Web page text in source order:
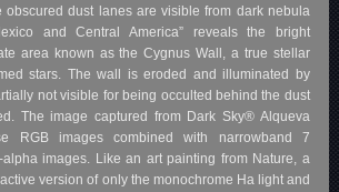
obscured dust lanes are visible from dark nebula
and Central America” reveals the bright
area known as the Cygnus Wall, a true stellar
stars. The wall is eroded and illuminated by
not visible for being occulted behind the dust
The image captured from Dark Sky® Alqueva
RGB images combined with narrowband 7
alpha images. Like an art painting from Nature, a
version of only the monochrome Ha light and